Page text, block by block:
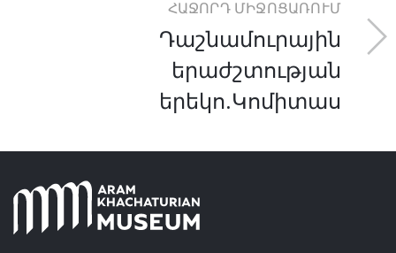
ՀԱՋՈՐԴ ՄԻՋՈՑԱՌՈՒՄ
Դաշնամուրային
երաժշտության
երեկո.Կոմիտաս